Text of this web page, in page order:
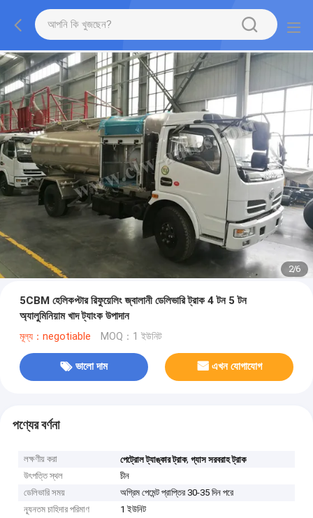
2/6
5CBM হেলিকপ্টার রিফুয়েলিং জ্বালানী ডেলিভারি ট্রাক 4 টন 5 টন
অ্যালুমিনিয়াম খাদ ট্যাংক উপাদান
মূল্য：negotiable MOQ：1 ইউনিট
ভালো দাম এখন যোগাযোগ
পণ্যের বর্ণনা
লক্ষণীয় করা পেট্রোল ট্যাঙ্কার ট্রাক,গ্যাস সরবরাহ ট্রাক
উৎপত্তি স্থল
চীন
ডেলিভারি সময়
অগ্রিম পেমেন্ট প্রাপ্তির 30-35 দিন পরে
ন্যূনতম চাহিদার পরিমাণ
1 ইউনিট